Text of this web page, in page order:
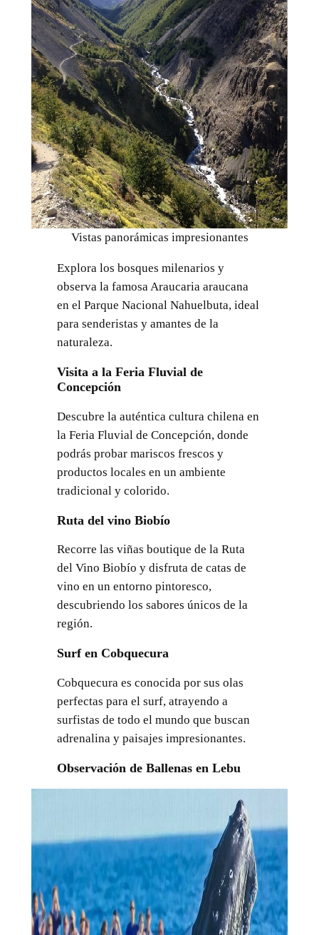
Vistas panorámicas impresionantes
Explora los bosques milenarios y
observa la famosa Araucaria araucana
en el Parque Nacional Nahuelbuta, ideal
para senderistas y amantes de la
naturaleza.
Visita a la Feria Fluvial de
Concepción
Descubre la auténtica cultura chilena en
la Feria Fluvial de Concepción, donde
podrás probar mariscos frescos y
productos locales en un ambiente
tradicional y colorido.
Ruta del vino Biobío
Recorre las viñas boutique de la Ruta
del Vino Biobío y disfruta de catas de
vino en un entorno pintoresco,
descubriendo los sabores únicos de la
región.
Surf en Cobquecura
Cobquecura es conocida por sus olas
perfectas para el surf, atrayendo a
surfistas de todo el mundo que buscan
adrenalina y paisajes impresionantes.
Observación de Ballenas en Lebu